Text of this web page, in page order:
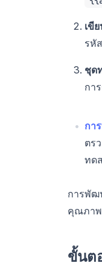
เขี
รหั
ชุด
กา
กา
ตร
ทด
การพัฒ
คุณภาพ
ขั้นต